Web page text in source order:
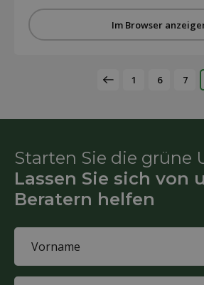
Im Browser
1 6 7
Starten Sie die grüne
Lassen Sie sich von
Beratern helfen
(Required)
First